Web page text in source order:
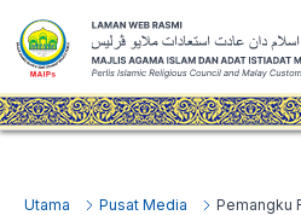
Utama Pusat Media